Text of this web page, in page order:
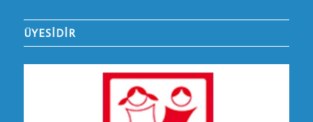
ÜYESİDİR